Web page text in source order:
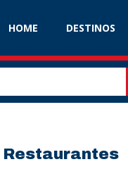
HOME DESTINOS
Restaurantes